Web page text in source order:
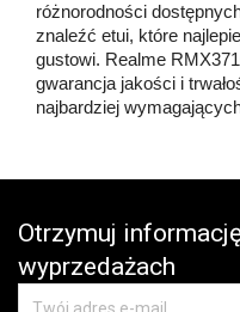
różnorodności
znaleźć etui, które
gustowi. Realme
gwarancja jakości i
najbardziej
Otrzymuj
wyprzedażach